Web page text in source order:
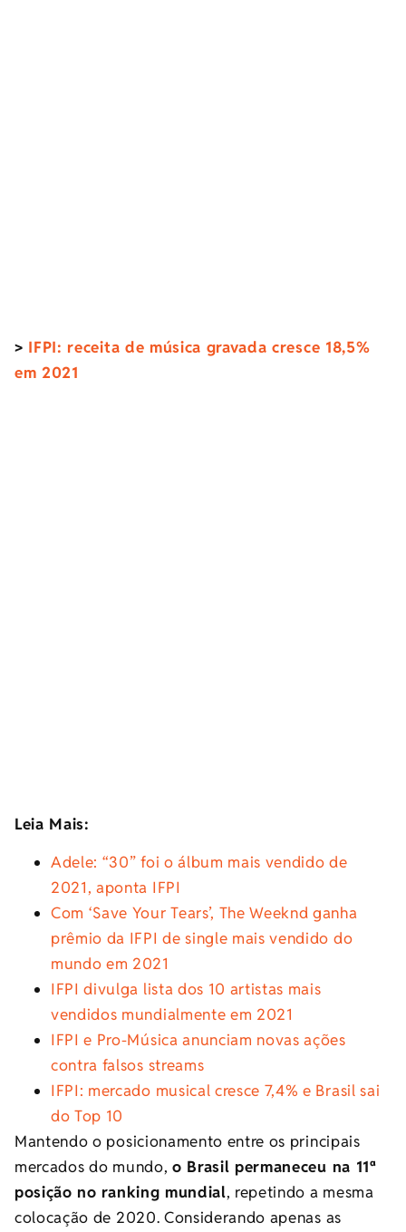
> IFPI: receita de música gravada cresce 18,5%
em 2021
Leia Mais:
Adele: “30” foi o álbum mais vendido de
2021, aponta IFPI
Com ‘Save Your Tears’, The Weeknd ganha
prêmio da IFPI de single mais vendido do
mundo em 2021
IFPI divulga lista dos 10 artistas mais
vendidos mundialmente em 2021
IFPI e Pro-Música anunciam novas ações
contra falsos streams
IFPI: mercado musical cresce 7,4% e Brasil sai
do Top 10
Mantendo o posicionamento entre os principais
mercados do mundo, o Brasil permaneceu na 11ª
posição no ranking mundial, repetindo a mesma
colocação de 2020. Considerando apenas as